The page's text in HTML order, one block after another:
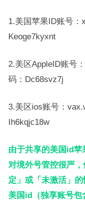
1.美国苹果ID账号：
Keoge7kyxnt
2.美区AppleID账号
码：Dc68svz7j
3.美区ios账号：
Ih6kqjc18w
由于共享的美国id苹
对境外号管控很严
定」或「未激活」
美国id（独享账号包